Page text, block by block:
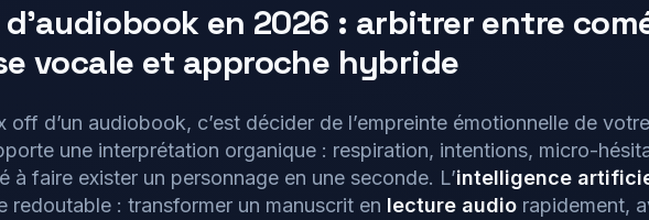
en 2026 : arbitrer entre
vocale et approche hybride
off d’un audiobook, c’est décider de l’empreinte émotionnelle de
une interprétation organique : respiration, intentions, micro-
à faire exister un personnage en une seconde. L’intelligence
redoutable : transformer un manuscrit en lecture audio rapidement,